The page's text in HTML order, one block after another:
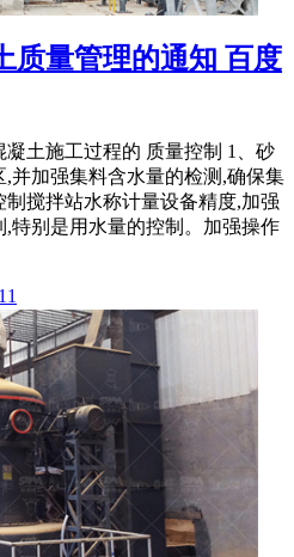
质量管理的通知 百度
凝土施工过程的 质量控制 1、砂
并加强集料含水量的检测,确保集
搅拌站水称计量设备精度,加强
特别是用水量的控制。加强操作